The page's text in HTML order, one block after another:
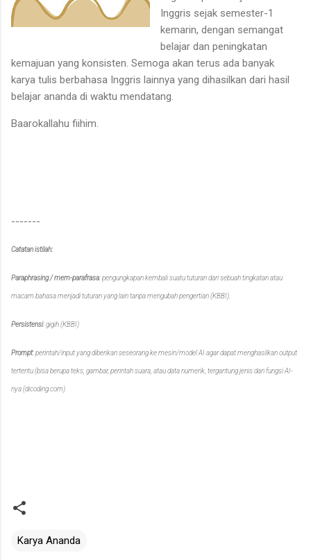
Inggris sejak semester-1
kemarin, dengan semangat
belajar dan peningkatan
kemajuan yang konsisten. Semoga akan terus ada banyak
karya tulis berbahasa Inggris lainnya yang dihasilkan dari hasil
belajar ananda di waktu mendatang.
Baarokallahu fiihim.
-------
Catatan istilah:
Paraphrasing / mem-parafrasa: pengungkapan kembali suatu tuturan dari sebuah tingkatan atau
macam bahasa menjadi tuturan yang lain tanpa mengubah pengertian (KBBI).
Persistensi: gigih (KBBI)
Prompt: perintah/input yang diberikan seseorang ke mesin/model AI agar dapat menghasilkan output
tertentu (bisa berupa teks, gambar, perintah suara, atau data numerik, tergantung jenis dan fungsi AI-
nya (dicoding.com)
Karya Ananda